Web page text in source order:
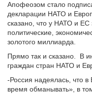
Апофеозом стало
декларации НАТО и
сказано, что у НАТО и ЕС
политические,
золотого миллиарда.
Прямо так и сказано. В
граждан стран НАТО и
-Россия надеялась, что
время обманывать», в